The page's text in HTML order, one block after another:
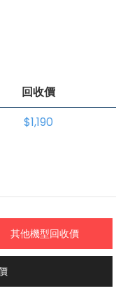
回收價
$1,190
其他機型回收價